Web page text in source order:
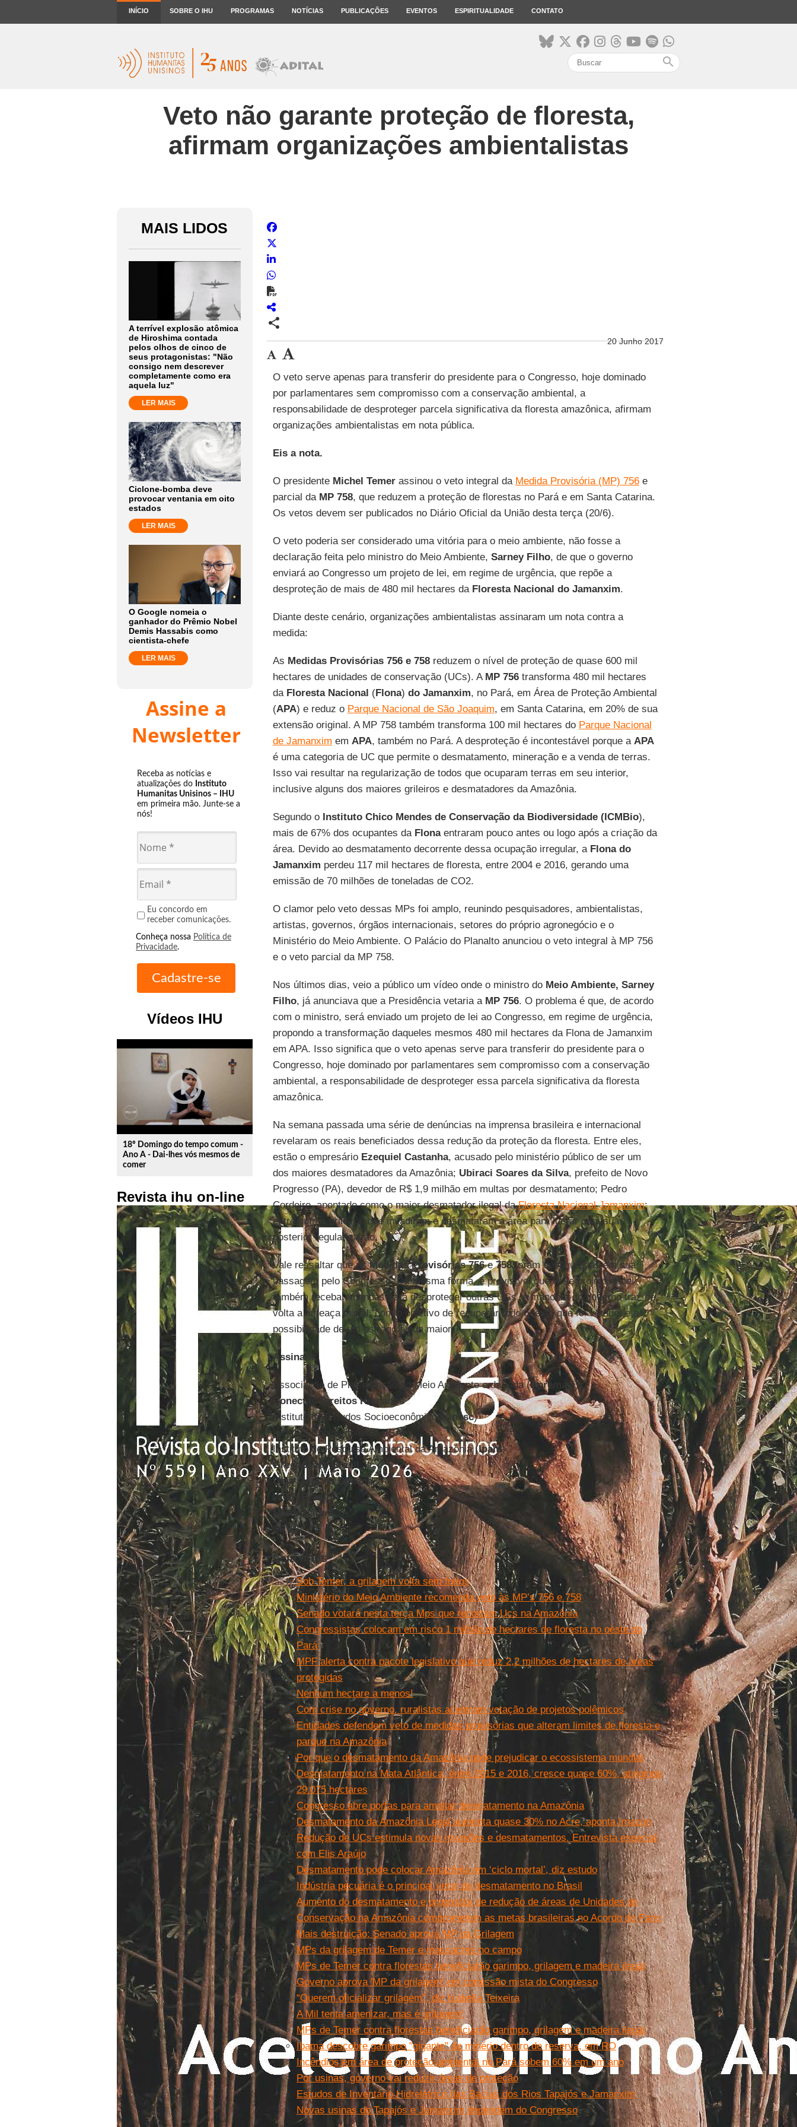
INÍCIO SOBRE O IHU PROGRAMAS NOTÍCIAS PUBLICAÇÕES EVENTOS ESPIRITUALIDADE CONTATO
search
Veto não garante proteção de floresta,
afirmam organizações ambientalistas
MAIS LIDOS
A terrível explosão atômica
de Hiroshima contada
pelos olhos de cinco de
seus protagonistas: "Não
consigo nem descrever
completamente como era
aquela luz"
LER MAIS
Ciclone-bomba deve
provocar ventania em oito
estados
LER MAIS
O Google nomeia o
ganhador do Prêmio Nobel
Demis Hassabis como
cientista-chefe
LER MAIS
Assine a
Newsletter
Receba as notícias e
atualizações do Instituto
Humanitas Unisinos – IHU
em primeira mão. Junte-se a
nós!
Eu concordo em
receber comunicações.
Conheça nossa Política de
Privacidade.
Vídeos IHU
play_circle_outline
18º Domingo do tempo comum -
Ano A - Dai-lhes vós mesmos de
comer
Revista ihu on-line
share
20 Junho 2017
O veto serve apenas para transferir do presidente para o Congresso, hoje dominado
por parlamentares sem compromisso com a conservação ambiental, a
responsabilidade de desproteger parcela significativa da floresta amazônica, afirmam
organizações ambientalistas em nota pública.
Eis a nota.
O presidente Michel Temerassinou o veto integral da Medida Provisória (MP) 756e
parcial da MP 758, que reduzem a proteção de florestas no Pará e em Santa Catarina.
Os vetos devem ser publicados no Diário Oficial da União desta terça (20/6).
O veto poderia ser considerado uma vitória para o meio ambiente, não fosse a
declaração feita pelo ministro do Meio Ambiente, Sarney Filho, de que o governo
enviará ao Congresso um projeto de lei, em regime de urgência, que repõe a
desproteção de mais de 480 mil hectares daFloresta Nacional do Jamanxim.
Diante deste cenário, organizações ambientalistas assinaram um nota contra a
medida:
As Medidas Provisórias 756 e 758reduzem o nível de proteção de quase 600 mil
hectares de unidades de conservação (UCs). A MP 756transforma 480 mil hectares
da Floresta Nacional (Flona) do Jamanxim, no Pará, em Área de Proteção Ambiental
(APA) e reduz o Parque Nacional de São Joaquim, em Santa Catarina, em 20% de sua
extensão original. A MP 758 também transforma 100 mil hectares do Parque Nacional
de Jamanxim em APA, também no Pará. A desproteção é incontestável porque a APA
é uma categoria de UC que permite o desmatamento, mineração e a venda de terras.
Isso vai resultar na regularização de todos que ocuparam terras em seu interior,
inclusive alguns dos maiores grileiros e desmatadores da Amazônia.
Segundo o Instituto Chico Mendes de Conservação da Biodiversidade (ICMBio),
mais de 67% dos ocupantes da Flonaentraram pouco antes ou logo após a criação da
área. Devido ao desmatamento decorrente dessa ocupação irregular, aFlona do
Jamanxim perdeu 117 mil hectares de floresta, entre 2004 e 2016, gerando uma
emissão de 70 milhões de toneladas de CO2.
O clamor pelo veto dessas MPs foi amplo, reunindo pesquisadores, ambientalistas,
artistas, governos, órgãos internacionais, setores do próprio agronegócio e o
Ministério do Meio Ambiente. O Palácio do Planalto anunciou o veto integral à MP 756
e o veto parcial da MP 758.
Nos últimos dias, veio a público um vídeo onde o ministro do Meio Ambiente, Sarney
Filho, já anunciava que a Presidência vetaria a MP 756. O problema é que, de acordo
com o ministro, será enviado um projeto de lei ao Congresso, em regime de urgência,
propondo a transformação daqueles mesmos 480 mil hectares da Flona de Jamanxim
em APA. Isso significa que o veto apenas serve para transferir do presidente para o
Congresso, hoje dominado por parlamentares sem compromisso com a conservação
ambiental, a responsabilidade de desproteger essa parcela significativa da floresta
amazônica.
Na semana passada uma série de denúncias na imprensa brasileira e internacional
revelaram os reais beneficiados dessa redução da proteção da floresta. Entre eles,
estão o empresário Ezequiel Castanha, acusado pelo ministério público de ser um
dos maiores desmatadores da Amazônia; Ubiraci Soares da Silva, prefeito de Novo
Progresso (PA), devedor de R$ 1,9 milhão em multas por desmatamento; Pedro
Cordeiro, apontado como o maior desmatador ilegal daFloresta Nacional Jamanxim;
entre outros grileiros que invadiram e desmataram a área para lucrar com sua
posterior regularização.
Vale ressaltar que asMedidas Provisórias 756e758foram desfiguradas em sua
passagem pelo Congresso. Da mesma forma, é previsível que esse projeto de lei
também receba emendas para desproteger outras UCs. A manobra do governo traz de
volta a ameaça inicial, com o objetivo de recuperar todo o texto que foi vetado, e a
possibilidade de um estrago ainda maior.
Assinam:
Associação de Preservação do Meio Ambiente e da Vida (Apremavi)
Conectas Direitos Humanos
Instituto de Estudos Socioeconômicos (Inesc)
Instituto Socioambiental (ISA)
Instituto de Pesquisa Ambiental da Amazônia (Ipam)
Greenpeace Brasil
Uma Gota no Oceano
WWF-Brasil
Mater Natura
SPVS
Leia mais
Sob Temer, a grilagem volta sem freios
Ministério do Meio Ambiente recomenda veto às MP’s 756 e 758
Senado votará nesta terça Mps que recortam Ucs na Amazônia
Congressistas colocam em risco 1 milhão de hectares de floresta no oeste do
Pará
MPF alerta contra pacote legislativo que reduz 2,2 milhões de hectares de áreas
protegidas
Nenhum hectare a menos!
Com crise no governo, ruralistas aceleram votação de projetos polêmicos
Entidades defendem veto de medidas provisórias que alteram limites de floresta e
parque na Amazônia
Por que o desmatamento da Amazônia pode prejudicar o ecossistema mundial
Desmatamento na Mata Atlântica, entre 2015 e 2016, cresce quase 60%, atingindo
29.075 hectares
Congresso abre portas para ampliar desmatamento na Amazônia
Desmatamento da Amazônia Legal aumenta quase 30% no Acre, aponta Imazon
Redução de UCs estimula novas invasões e desmatamentos. Entrevista especial
com Elis Araújo
Desmatamento pode colocar Amazônia em ‘ciclo mortal’, diz estudo
Indústria pecuária é o principal vetor de desmatamento no Brasil
Aumento do desmatamento e propostas de redução de áreas de Unidades de
Conservação na Amazônia comprometem as metas brasileiras no Acordo de Paris
Mais destruição: Senado aprova MP da Grilagem
MPs da grilagem de Temer e massacres no campo
MPs de Temer contra florestas beneficiarão garimpo, grilagem e madeira ilegal
Governo aprova 'MP da grilagem' em comissão mista do Congresso
“Querem oficializar grilagem”, diz Izabella Teixeira
A Mil tenta amenizar, mas é grilagem!
MPs de Temer contra florestas beneficiarão garimpo, grilagem e madeira ilegal
Ibama descobre garimpo "gigante" de minério dentro de reserva, em RO
Incêndios em área de proteção ambiental no Pará sobem 60% em um ano
Por usinas, governo vai reduzir áreas de proteção
Estudos de Inventário Hidrelétrico das Bacias dos Rios Tapajós e Jamanxim
Novas usinas do Tapajós e Jamanxim dependem do Congresso